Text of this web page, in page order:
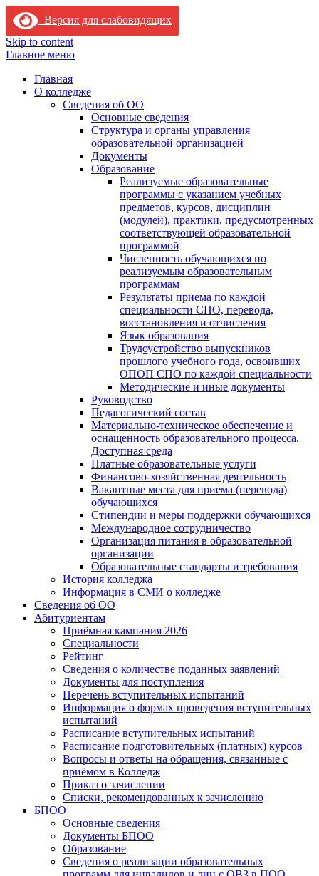
Версия для слабовидящих
Skip to content
Главное меню
Главная
О колледже
Сведения об ОО
Основные сведения
Структура и органы управления
образовательной организацией
Документы
Образование
Реализуемые образовательные
программы с указанием учебных
предметов, курсов, дисциплин
(модулей), практики, предусмотренных
соответствующей образовательной
программой
Численность обучающихся по
реализуемым образовательным
программам
Результаты приема по каждой
специальности СПО, перевода,
восстановления и отчисления
Язык образования
Трудоустройство выпускников
прошлого учебного года, освоивших
ОПОП СПО по каждой специальности
Методические и иные документы
Руководство
Педагогический состав
Материально-техническое обеспечение и
оснащенность образовательного процесса.
Доступная среда
Платные образовательные услуги
Финансово-хозяйственная деятельность
Вакантные места для приема (перевода)
обучающихся
Стипендии и меры поддержки обучающихся
Международное сотрудничество
Организация питания в образовательной
организации
Образовательные стандарты и требования
История колледжа
Информация в СМИ о колледже
Сведения об ОО
Абитуриентам
Приёмная кампания 2026
Специальности
Рейтинг
Сведения о количестве поданных заявлений
Документы для поступления
Перечень вступительных испытаний
Информация о формах проведения вступительных
испытаний
Расписание вступительных испытаний
Расписание подготовительных (платных) курсов
Вопросы и ответы на обращения, связанные с
приёмом в Колледж
Приказ о зачислении
Списки, рекомендованных к зачислению
БПОО
Основные сведения
Документы БПОО
Образование
Сведения о реализации образовательных